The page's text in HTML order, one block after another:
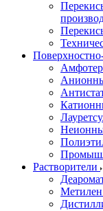
Растворители